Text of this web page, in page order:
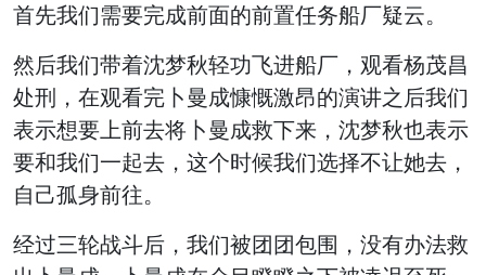
首先我们需要完成前面的前置任务船厂疑云。
然后我们带着沈梦秋轻功飞进船厂，观看杨茂昌
处刑，在观看完卜曼成慷慨激昂的演讲之后我们
表示想要上前去将卜曼成救下来，沈梦秋也表示
要和我们一起去，这个时候我们选择不让她去，
自己孤身前往。
经过三轮战斗后，我们被团团包围，没有办法救